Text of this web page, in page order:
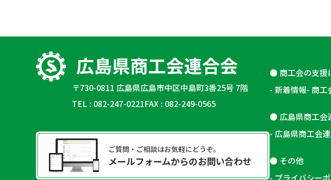
〒730-0811 広島県広島市中区中島町3番25号 7階
TEL : 082-247-0221FAX : 082-249-0565
ご質問・ご相談はお気軽にどうぞ。
メールフォームからのお問い合わせ
商工会の支援
新着情報 商工
広島県商工会
広島県商工会
その他
プライバシー